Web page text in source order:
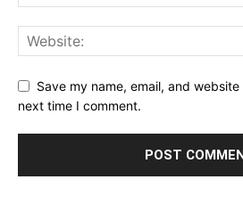
Save my name, email, and
next time I comment.